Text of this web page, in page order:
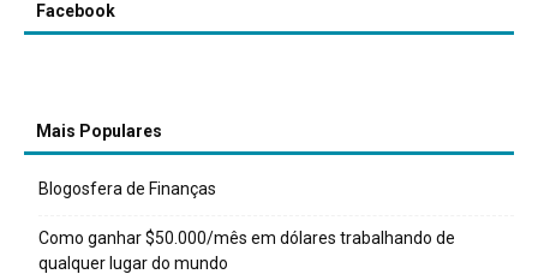
Facebook
Mais Populares
Blogosfera de Finanças
Como ganhar $50.000/mês em dólares trabalhando de
qualquer lugar do mundo